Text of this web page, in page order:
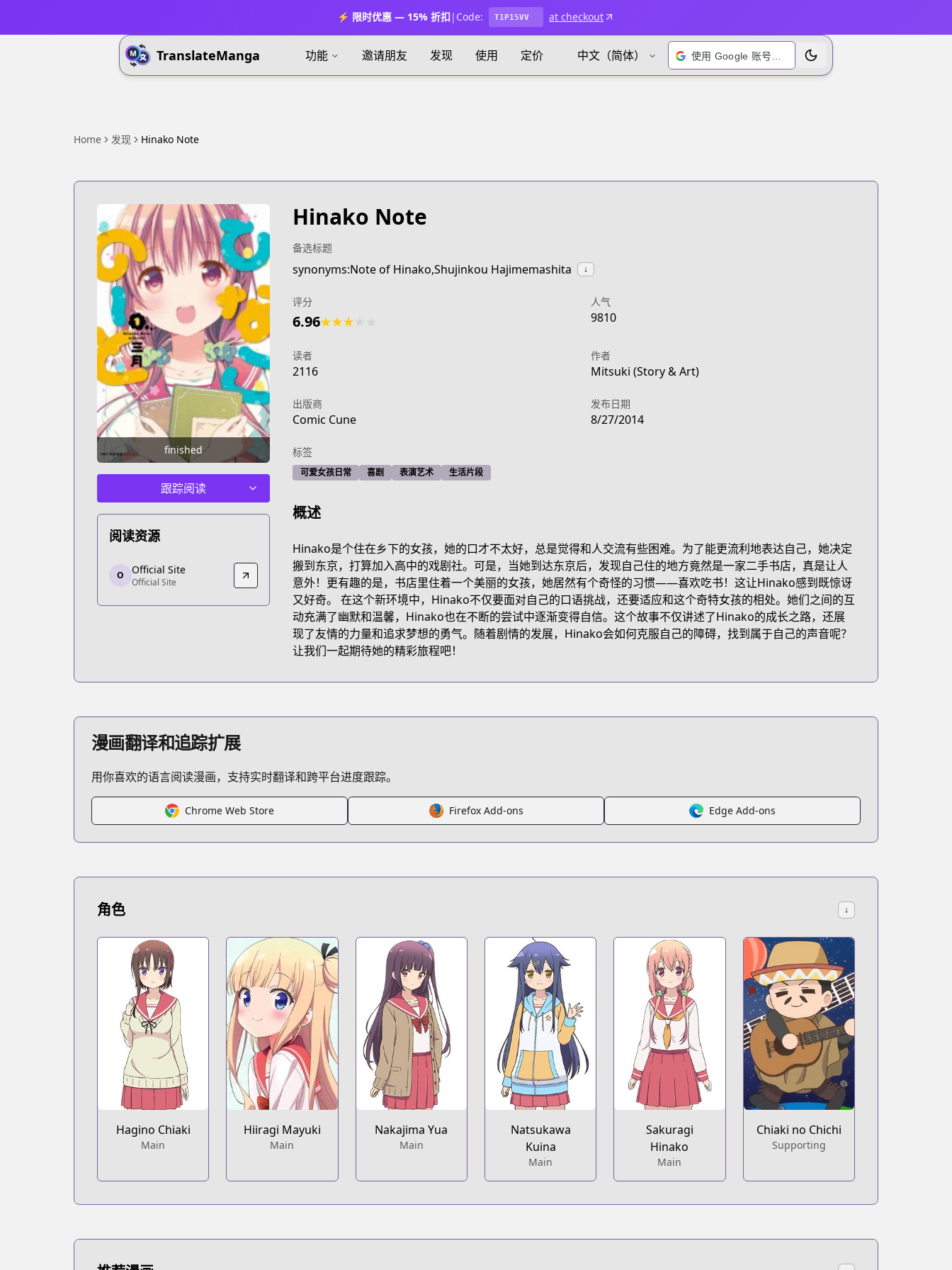
⚡ 限时优惠 — 15% 折扣 | Code: T1P15VV at checkout
TranslateManga 功能 邀请朋友 发现 使用 定价 中文（简体） 切换主题
Home 发现 Hinako Note
finished
跟踪阅读
阅读资源
Official Site
Official Site
http://comiccune.jp/work/416/
O Official Site
Official Site
Hinako Note
备选标题
synonyms:Note of Hinako,Shujinkou Hajimemashita ↓
评分
6.96★★★
人气
9810
读者
2116
作者
Mitsuki (Story & Art)
出版商
Comic Cune
发布日期
8/27/2014
标签
可爱女孩日常 喜剧 表演艺术 生活片段
概述
Hinako是个住在乡下的女孩，她的口才不太好，总是觉得和人交流有些困难。为了能更流利地表达自己，她决定
搬到东京，打算加入高中的戏剧社。可是，当她到达东京后，发现自己住的地方竟然是一家二手书店，真是让人
意外！更有趣的是，书店里住着一个美丽的女孩，她居然有个奇怪的习惯——喜欢吃书！这让Hinako感到既惊讶
又好奇。 在这个新环境中，Hinako不仅要面对自己的口语挑战，还要适应和这个奇特女孩的相处。她们之间的互
动充满了幽默和温馨，Hinako也在不断的尝试中逐渐变得自信。这个故事不仅讲述了Hinako的成长之路，还展
现了友情的力量和追求梦想的勇气。随着剧情的发展，Hinako会如何克服自己的障碍，找到属于自己的声音呢？
让我们一起期待她的精彩旅程吧！
漫画翻译和追踪扩展
用你喜欢的语言阅读漫画，支持实时翻译和跨平台进度跟踪。
Chrome Web Store Firefox Add-ons Edge Add-ons
角色 ↓
Hagino Chiaki
Main
Hiiragi Mayuki
Main
Nakajima Yua
Main
Natsukawa
Kuina
Main
Sakuragi
Hinako
Main
Chiaki no Chichi
Supporting